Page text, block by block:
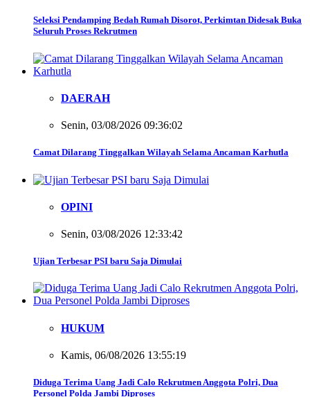
Seleksi Pendamping Bedah Rumah Disorot, Perkimtan Didesak Buka
Seluruh Proses Rekrutmen
DAERAH
Senin, 03/08/2026 09:36:02
Camat Dilarang Tinggalkan Wilayah Selama Ancaman Karhutla
OPINI
Senin, 03/08/2026 12:33:42
Ujian Terbesar PSI baru Saja Dimulai
HUKUM
Kamis, 06/08/2026 13:55:19
Diduga Terima Uang Jadi Calo Rekrutmen Anggota Polri, Dua
Personel Polda Jambi Diproses